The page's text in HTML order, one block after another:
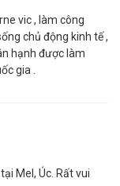
vic , làm công
chủ động kinh tế ,
hạnh được làm
gia .
Mel, Úc. Rất vui